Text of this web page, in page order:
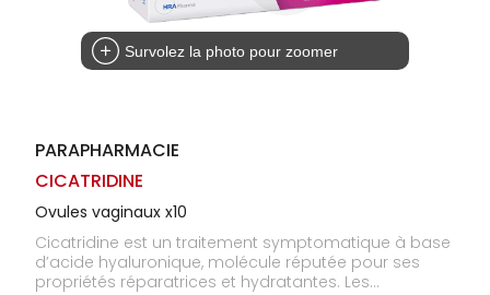
Survolez la photo pour zoomer
PARAPHARMACIE
CICATRIDINE
Ovules vaginaux x10
Cicatridine est un traitement symptomatique à base
d’acide hyaluronique, molécule réputée pour ses
propriétés réparatrices et hydratantes. Les